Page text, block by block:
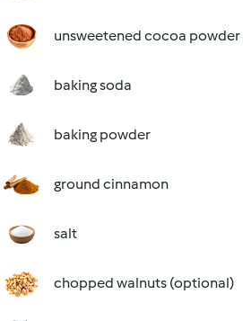
unsweetened cocoa powder
baking soda
baking powder
ground cinnamon
salt
chopped walnuts (optional)